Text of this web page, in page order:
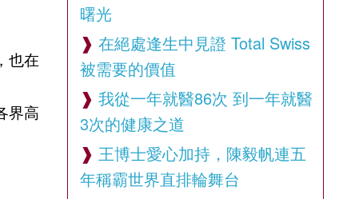
也在
界高
曙光
在絕處逢生中見證 Total Swiss
被需要的價值
我從一年就醫86次 到一年就醫
3次的健康之道
王博士愛心加持，陳毅帆連五
年稱霸世界直排輪舞台